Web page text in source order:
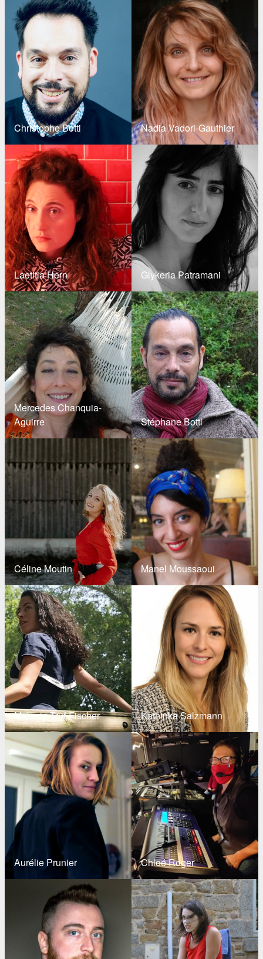
Christophe Botti Nadia Vadori-Gauthier
Laetitia Hern Glykeria Patramani
Mercedes Chanquia-
Aguirre
Stéphane Botti
Céline Moutin Manel Moussaoui
Melanie Truf-Fischer Kathinka Salzmann
Aurélie Prunier Chloé Roger